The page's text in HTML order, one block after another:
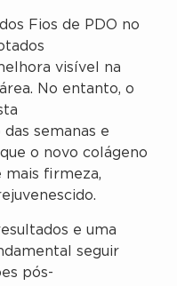
Fios de PDO no
visível na
No entanto, o
semanas e
o novo colágeno
mais firmeza,
e uma
seguir
pós-